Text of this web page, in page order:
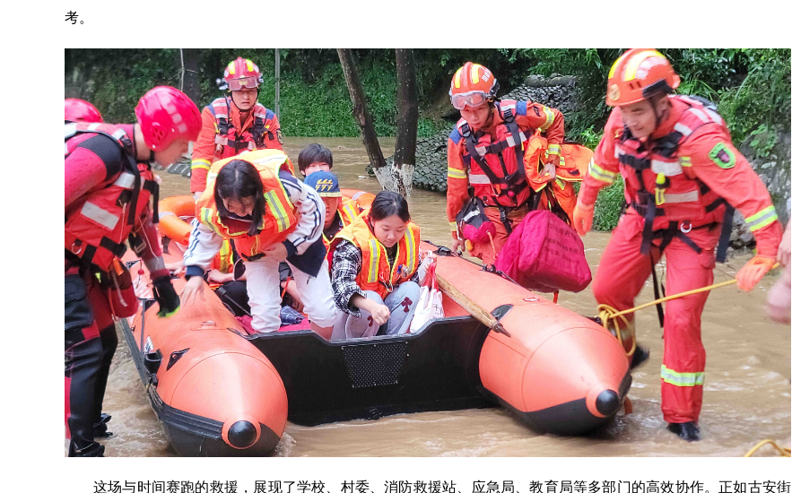
考。
这场与时间赛跑的救援，展现了学校、村委、消防救援站、应急局、教育局等多部门的高效协作。正如古安街